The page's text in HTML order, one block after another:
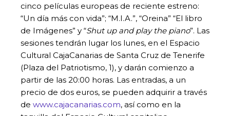
cinco películas europeas de reciente estreno:
“Un día más con vida”; “M.I.A.”, “Oreina” “El libro
de Imágenes” y “Shut up and play the piano”. Las
sesiones tendrán lugar los lunes, en el Espacio
Cultural CajaCanarias de Santa Cruz de Tenerife
(Plaza del Patriotismo, 1), y darán comienzo a
partir de las 20:00 horas. Las entradas, a un
precio de dos euros, se pueden adquirir a través
de www.cajacanarias.com, así como en la